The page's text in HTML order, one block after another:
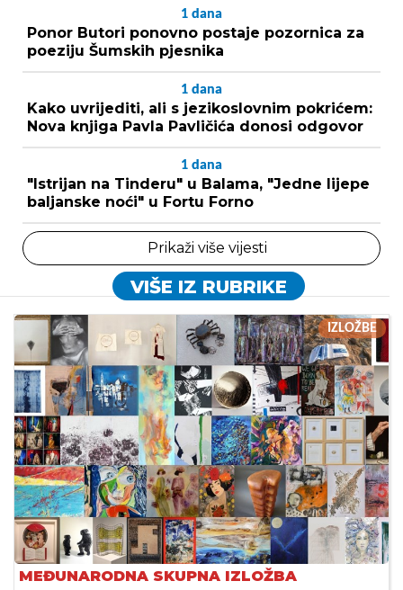
1 dana
Ponor Butori ponovno postaje pozornica za
poeziju Šumskih pjesnika
1 dana
Kako uvrijediti, ali s jezikoslovnim pokrićem:
Nova knjiga Pavla Pavličića donosi odgovor
1 dana
"Istrijan na Tinderu" u Balama, "Jedne lijepe
baljanske noći" u Fortu Forno
Prikaži više vijesti
VIŠE IZ RUBRIKE
IZLOŽBE
MEĐUNARODNA SKUPNA IZLOŽBA